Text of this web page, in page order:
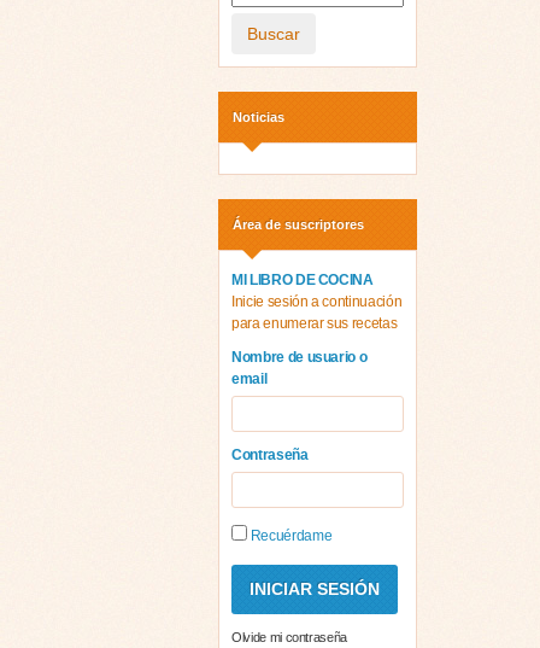
Buscar
Noticias
Área de suscriptores
MI LIBRO DE COCINA
Inicie sesión a continuación
para enumerar sus recetas
Nombre de usuario o
email
Contraseña
Recuérdame
Olvide mi contraseña